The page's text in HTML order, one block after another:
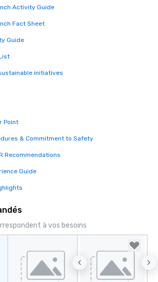
Activity Guide
Fact Sheet
Guide
initiatives
Point
& Commitment to Safety
Recommendations
Guide
à vos besoins